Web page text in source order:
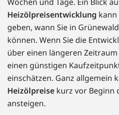
Heizölpreisentwicklung
geben, wann Sie in
können. Wenn Sie die
über einen längeren
einen günstigen
einschätzen. Ganz allgemein
Heizölpreise kurz vor Beginn
ansteigen.